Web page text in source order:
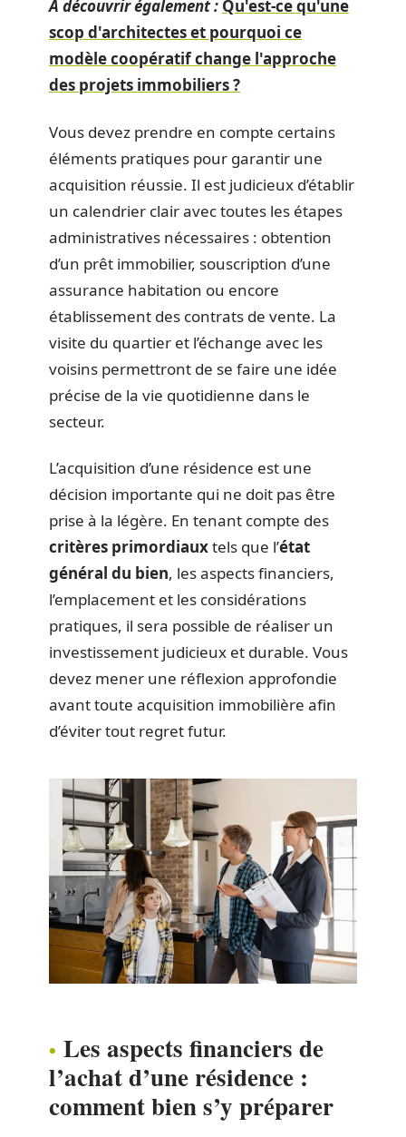
A découvrir également : Qu'est-ce qu'une
scop d'architectes et pourquoi ce
modèle coopératif change l'approche
des projets immobiliers ?
Vous devez prendre en compte certains
éléments pratiques pour garantir une
acquisition réussie. Il est judicieux d’établir
un calendrier clair avec toutes les étapes
administratives nécessaires : obtention
d’un prêt immobilier, souscription d’une
assurance habitation ou encore
établissement des contrats de vente. La
visite du quartier et l’échange avec les
voisins permettront de se faire une idée
précise de la vie quotidienne dans le
secteur.
L’acquisition d’une résidence est une
décision importante qui ne doit pas être
prise à la légère. En tenant compte des
critères primordiauxtels que l’état
général du bien, les aspects financiers,
l’emplacement et les considérations
pratiques, il sera possible de réaliser un
investissement judicieux et durable. Vous
devez mener une réflexion approfondie
avant toute acquisition immobilière afin
d’éviter tout regret futur.
Les aspects financiers de
l’achat d’une résidence :
comment bien s’y préparer